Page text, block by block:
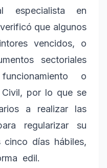
especialista en
que algunos
vencidos, o
sectoriales
o
por lo que se
a realizar las
regularizar su
días hábiles,
edil.